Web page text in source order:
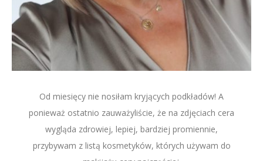
Od miesięcy nie nosiłam kryjących podkładów! A
ponieważ ostatnio zauważyliście, że na zdjęciach cera
wygląda zdrowiej, lepiej, bardziej promiennie,
przybywam z listą kosmetyków, których używam do